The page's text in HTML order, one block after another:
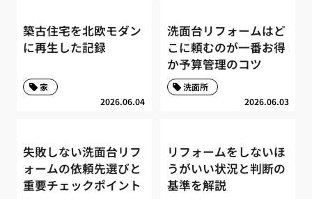
築古住宅を北欧モダン
に再生した記録
2026.06.04
家
洗面台リフォームはど
こに頼むのが一番お得
か予算管理のコツ
2026.06.03
洗面所
失敗しない洗面台リフ
ォームの依頼先選びと
重要チェックポイント
リフォームをしないほ
うがいい状況と判断の
基準を解説